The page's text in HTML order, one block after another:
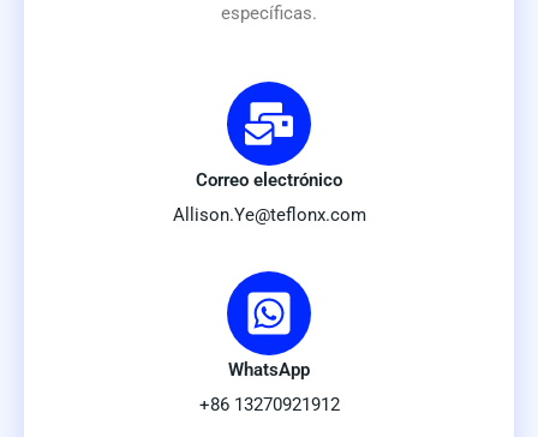
específicas.
Correo electrónico
Allison.Ye@teflonx.com
WhatsApp
+86 13270921912